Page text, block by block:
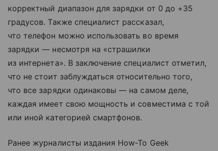
корректный диапазон для зарядки от 0 до +35
градусов. Также специалист рассказал,
что телефон можно использовать во время
зарядки — несмотря на «страшилки
из интернета». В заключение специалист отметил,
что не стоит заблуждаться относительно того,
что все зарядки одинаковы — на самом деле,
каждая имеет свою мощность и совместима с той
или иной категорией смартфонов.
Ранее журналисты издания How-To Geek